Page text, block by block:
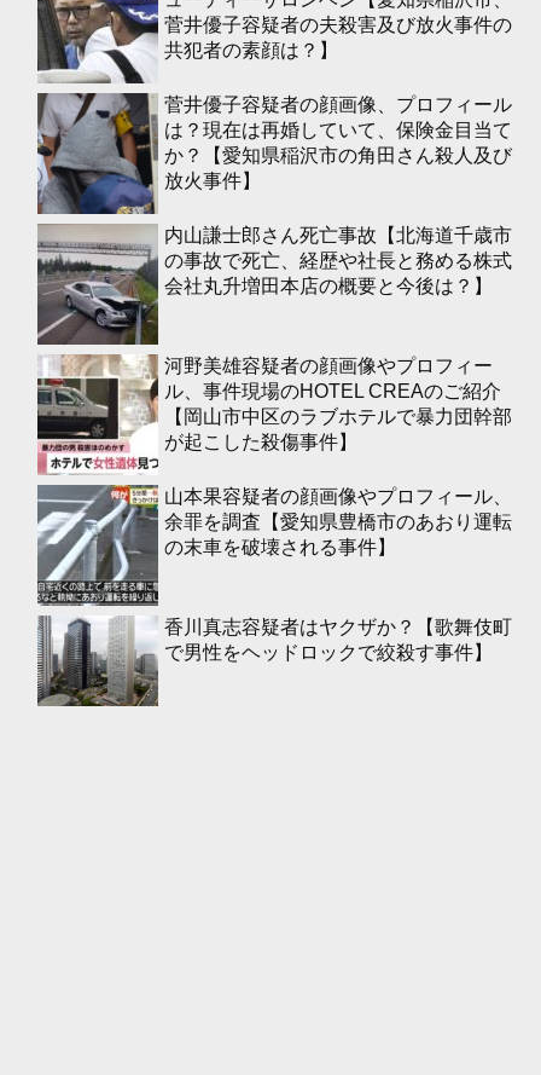
菅井優子容疑者の夫殺害及び放火事件の
共犯者の素顔は？】
菅井優子容疑者の顔画像、プロフィール
は？現在は再婚していて、保険金目当て
か？【愛知県稲沢市の角田さん殺人及び
放火事件】
内山謙士郎さん死亡事故【北海道千歳市
の事故で死亡、経歴や社長と務める株式
会社丸升増田本店の概要と今後は？】
河野美雄容疑者の顔画像やプロフィー
ル、事件現場のHOTEL CREAのご紹介
【岡山市中区のラブホテルで暴力団幹部
が起こした殺傷事件】
山本果容疑者の顔画像やプロフィール、
余罪を調査【愛知県豊橋市のあおり運転
の末車を破壊される事件】
香川真志容疑者はヤクザか？【歌舞伎町
で男性をヘッドロックで絞殺す事件】